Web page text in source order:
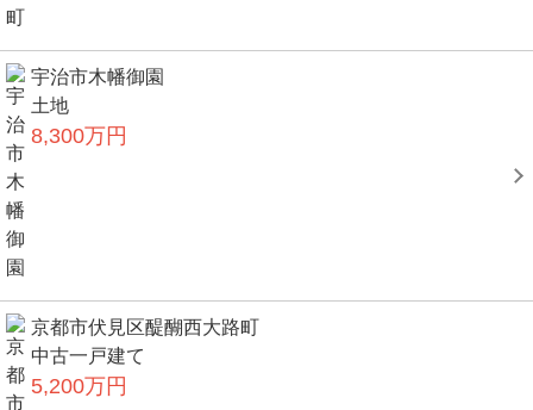
宇治市木幡御園
土地
8,300万円
京都市伏見区醍醐西大路町
中古一戸建て
5,200万円